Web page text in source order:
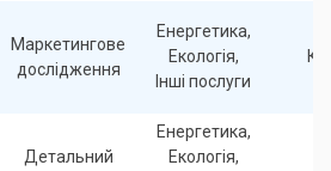
Маркетингове
дослідження
Енергетика,
Екологія,
Інші послуги
Детальний
Енергетика,
Екологія,